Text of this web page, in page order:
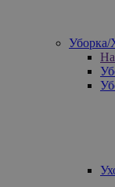
Уборка/